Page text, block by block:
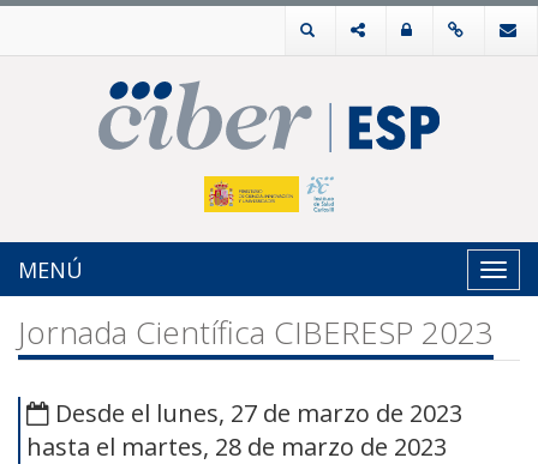
MENÚ
Jornada Científica CIBERESP 2023
Desde el lunes, 27 de marzo de 2023
hasta el martes, 28 de marzo de 2023